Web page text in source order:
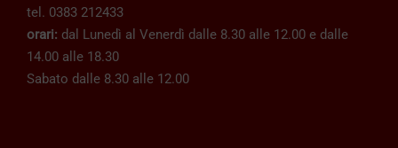
tel. 0383 212433
orari: dal Lunedì al Venerdì dalle 8.30 alle 12.00 e dalle
14.00 alle 18.30
Sabato dalle 8.30 alle 12.00